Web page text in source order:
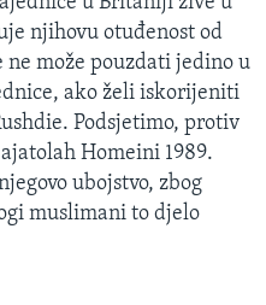
njihovu otuđenost od
može pouzdati jedino u
ako želi iskorijeniti
Podsjetimo, protiv
Homeini 1989.
ubojstvo, zbog
muslimani to djelo